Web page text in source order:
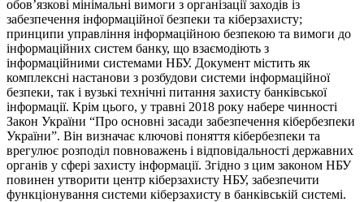
обов’язкові мінімальні вимоги з організації заходів із
забезпечення інформаційної безпеки та кіберзахисту;
принципи управління інформаційною безпекою та вимоги до
інформаційних систем банку, що взаємодіють з
інформаційними системами НБУ. Документ містить як
комплексні настанови з розбудови системи інформаційної
безпеки, так і вузькі технічні питання захисту банківської
інформації. Крім цього, у травні 2018 року набере чинності
Закон України “Про основні засади забезпечення кібербезпеки
України”. Він визначає ключові поняття кібербезпеки та
врегулює розподіл повноважень і відповідальності державних
органів у сфері захисту інформації. Згідно з цим законом НБУ
повинен утворити центр кіберзахисту НБУ, забезпечити
функціонування системи кіберзахисту в банківській системі.